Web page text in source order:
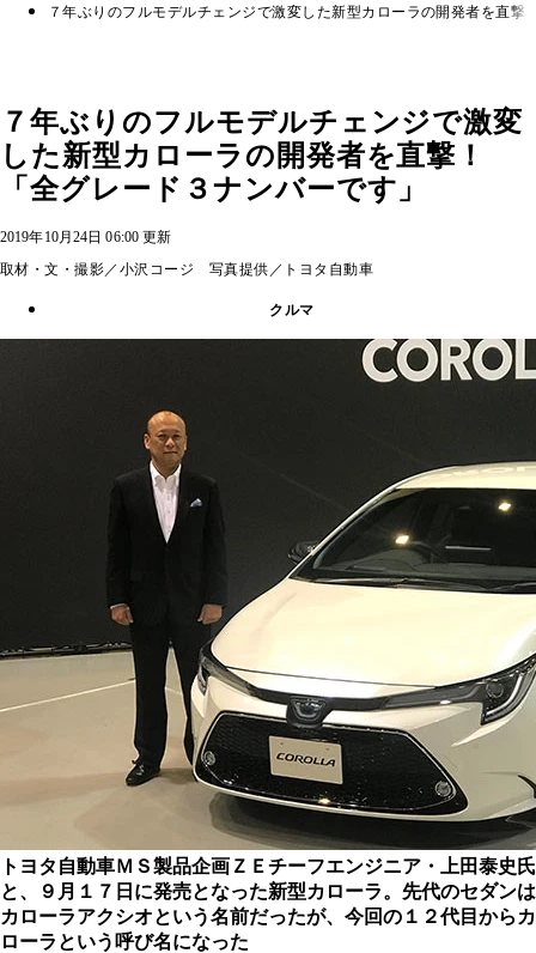
７年ぶりのフルモデルチェンジで激変した新型カローラの開発者を直撃
７年ぶりのフルモデルチェンジで激変
した新型カローラの開発者を直撃！
「全グレード３ナンバーです」
2019年10月24日 06:00 更新
取材・文・撮影／小沢コージ 写真提供／トヨタ自動車
クルマ
トヨタ自動車ＭＳ製品企画ＺＥチーフエンジニア・上田泰史氏
と、９月１７日に発売となった新型カローラ。先代のセダンは
カローラアクシオという名前だったが、今回の１２代目からカ
ローラという呼び名になった